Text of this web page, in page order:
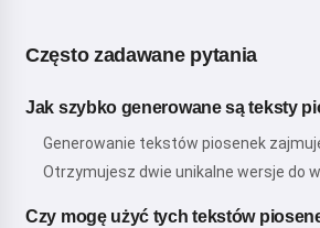
Często zadawane pytania
Jak szybko generowane są teksty
Generowanie tekstów piosenek
Otrzymujesz dwie unikalne wersje do
Czy mogę użyć tych tekstów